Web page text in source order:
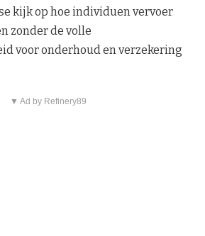
kijk op hoe individuen vervoer
zonder de volle
voor onderhoud en verzekering
▼ Ad by Refinery89